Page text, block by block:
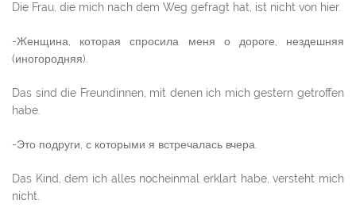
Die Frau, die mich nach dem Weg gefragt hat, ist nicht von hier.
-Женщина, которая спросила меня о дороге, нездешняя
(иногородняя).
Das sind die Freundinnen, mit denen ich mich gestern getroffen
habe.
-Это подруги, с которыми я встречалась вчера.
Das Kind, dem ich alles nocheinmal erklart habe, versteht mich
nicht.